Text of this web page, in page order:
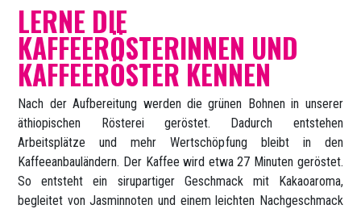
LERNE DIE
KAFFEERÖSTERINNEN UND
KAFFEERÖSTER KENNEN
Nach der Aufbereitung werden die grünen Bohnen in unserer
äthiopischen Rösterei geröstet. Dadurch entstehen
Arbeitsplätze und mehr Wertschöpfung bleibt in den
Kaffeeanbauländern. Der Kaffee wird etwa 27 Minuten geröstet.
So entsteht ein sirupartiger Geschmack mit Kakaoaroma,
begleitet von Jasminnoten und einem leichten Nachgeschmack